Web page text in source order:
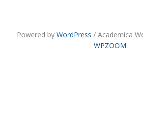
Powered by WordPress / Academica
WPZOOM